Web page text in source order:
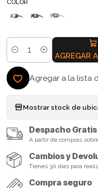
COLOR
Cantidad AGREGAR
Agregar a la lista
Mostrar stock de
Despacho Gratis
A partir de compras
Cambios y
Tienes 30 días para
Compra seguro